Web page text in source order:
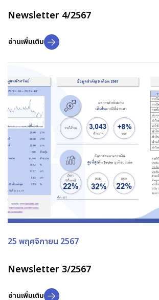
Newsletter 4/2567
อ่านเพิ่มเติม
25 พฤศจิกายน 2567
Newsletter 3/2567
อ่านเพิ่มเติม